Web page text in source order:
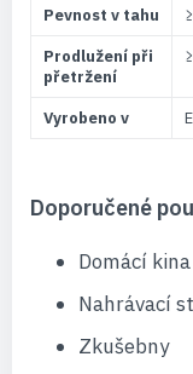
Pevnost v tahu
Prodlužení při
přetržení
Vyrobeno v
Doporučené
Domácí
Nahrávací
Zkušebny